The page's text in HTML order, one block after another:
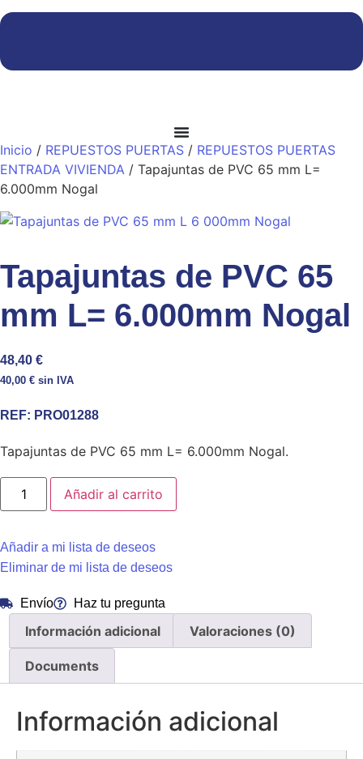
Inicio / REPUESTOS PUERTAS / REPUESTOS PUERTAS
ENTRADA VIVIENDA / Tapajuntas de PVC 65 mm L=
6.000mm Nogal
Tapajuntas de PVC 65
mm L= 6.000mm Nogal
48,40 €
40,00 € sin IVA
REF: PRO01288
Tapajuntas de PVC 65 mm L= 6.000mm Nogal.
Tapajuntas
PVC
L=
6.000mm
Nogal
Añadir al carrito
Añadir a mi lista de deseos
Eliminar de mi lista de deseos
Envío Haz tu pregunta
Información adicional Valoraciones (0)
Documents
Información adicional